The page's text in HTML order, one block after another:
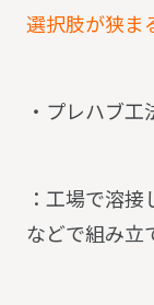
選択肢が狭ま
・プレハブ工
：工場で溶
などで組み立